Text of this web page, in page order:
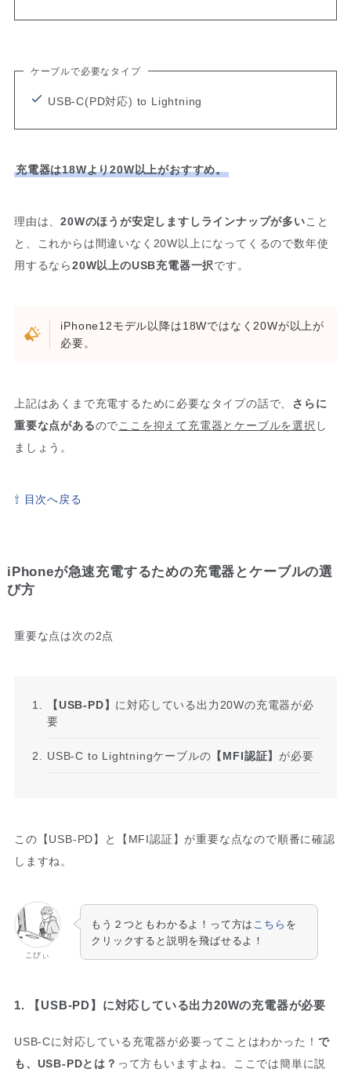
ケーブルで必要なタイプ
USB-C(PD対応) to Lightning
充電器は18Wより20W以上がおすすめ。
理由は、20Wのほうが安定しますしラインナップが多いこと
と、これからは間違いなく20W以上になってくるので数年使
用するなら20W以上のUSB充電器一択です。
iPhone12モデル以降は18Wではなく20Wが以上が
必要。
上記はあくまで充電するために必要なタイプの話で、 さらに
重要な点があるのでここを抑えて充電器とケーブルを選択 し
ましょう。
⇧ 目次へ戻る
iPhoneが急速充電するための充電器とケーブルの選
び方
重要な点は次の2点
【USB-PD】 に対応している出力20Wの充電器が必
要
USB-C to Lightningケーブルの 【MFI認証】 が必要
この【USB-PD】と【MFI認証】が重要な点なので順番に確認
しますね。
こびぃ
もう２つともわかるよ！って方は こちら を
クリックすると説明を飛ばせるよ！
1. 【USB-PD】に対応している出力20Wの充電器が必要
USB-Cに対応している充電器が必要ってことはわかった！ で
も、USB-PDとは？ って方もいますよね。ここでは簡単に説